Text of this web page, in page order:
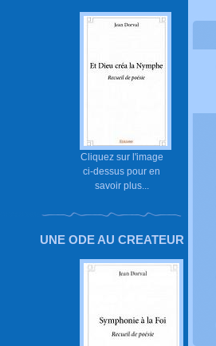
Cliquez sur l'image
ci-dessus pour en
savoir plus...
UNE ODE AU CREATEUR